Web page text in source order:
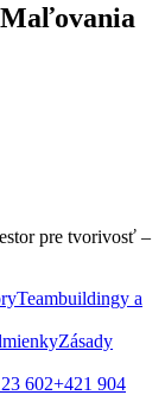
pre tvorivosť –
Teambuildingy a
Zásady
602+421 904